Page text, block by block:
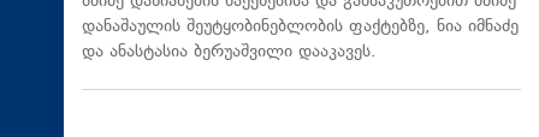
დანაშაულის შეუტყობინებლობის ფაქტებზე, ნია იმნაძე
და ანასტასია ბერუაშვილი დააკავეს.